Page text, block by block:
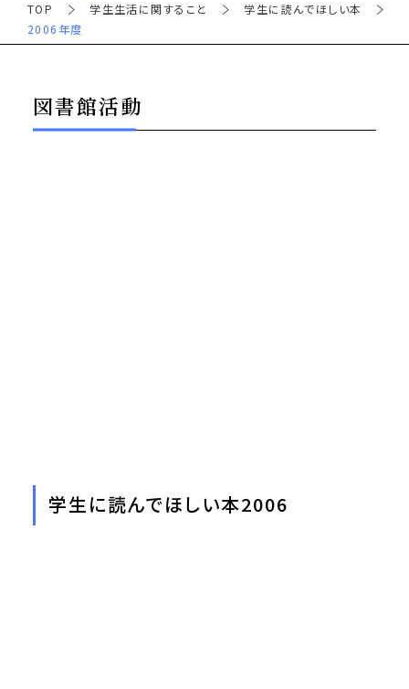
TOP 学生生活に関すること
学生に読んでほしい本
2006年度
図書館活動
学生に読んでほしい本2006